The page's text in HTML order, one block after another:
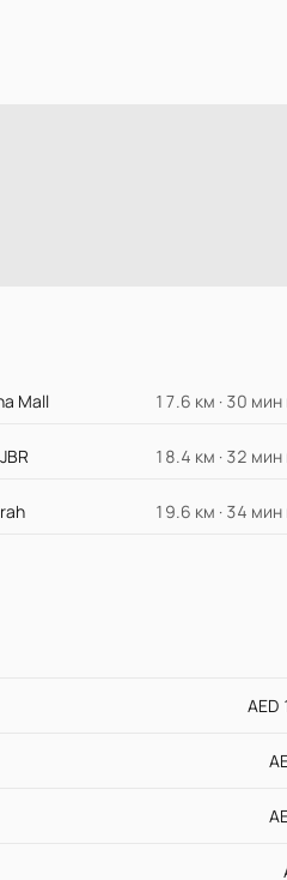
Mall 17.6 км · 30
18.4 км · 32
19.6 км · 34
AED